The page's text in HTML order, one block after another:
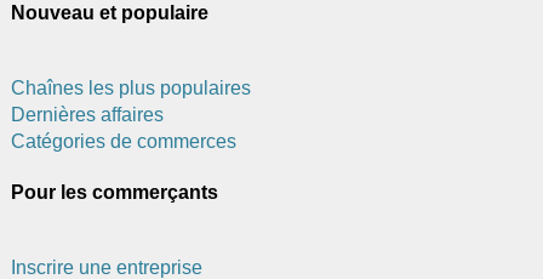
Nouveau et populaire
Chaînes les plus populaires
Dernières affaires
Catégories de commerces
Pour les commerçants
Inscrire une entreprise